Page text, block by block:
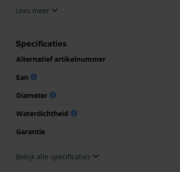
.Lees meer
Specificaties
Alternatief artikelnummer
Ean
Diameter
Waterdichtheid
Garantie
Bekijk alle specificaties